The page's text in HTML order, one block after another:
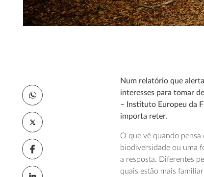
Num relatório que
interesses para tomar
– Instituto Europeu da
importa reter.
O que vê quando pensa
biodiversidade ou uma
a resposta. Diferentes
quais estão mais